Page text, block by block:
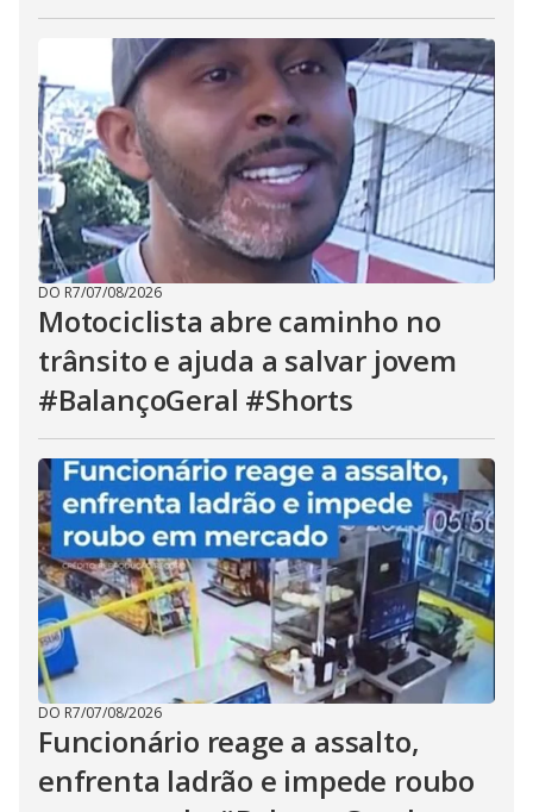
DO R7/07/08/2026
Motociclista abre caminho no
trânsito e ajuda a salvar jovem
#BalançoGeral #Shorts
DO R7/07/08/2026
Funcionário reage a assalto,
enfrenta ladrão e impede roubo